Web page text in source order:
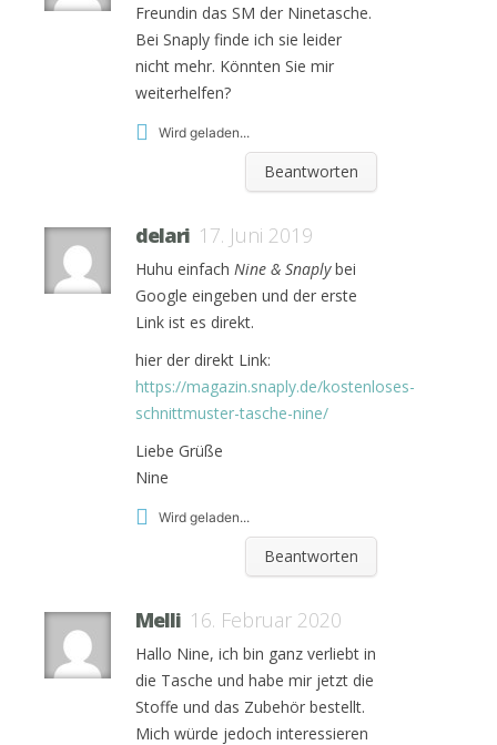
Freundin das SM der Ninetasche.
Bei Snaply finde ich sie leider
nicht mehr. Könnten Sie mir
weiterhelfen?
Wird geladen...
Beantworten
delari 17. Juni 2019
Huhu einfach Nine & Snaplybei
Google eingeben und der erste
Link ist es direkt.
hier der direkt Link:
https://magazin.snaply.de/kostenloses-
schnittmuster-tasche-nine/
Liebe Grüße
Nine
Wird geladen...
Beantworten
Melli 16. Februar 2020
Hallo Nine, ich bin ganz verliebt in
die Tasche und habe mir jetzt die
Stoffe und das Zubehör bestellt.
Mich würde jedoch interessieren